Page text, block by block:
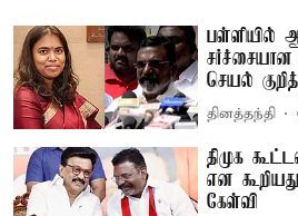
பள்ளியில்
சர்ச்சையான
செயல்
தினத்தந்தி
திமுக
என
கேள்வி